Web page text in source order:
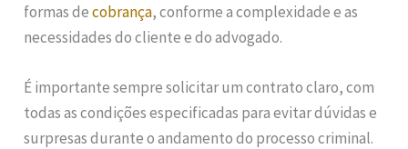
formas decobrança, conforme a complexidade e as
necessidades do cliente e do advogado.
É importante sempre solicitar um contrato claro, com
todas as condições especificadas para evitar dúvidas e
surpresas durante o andamento do processo criminal.